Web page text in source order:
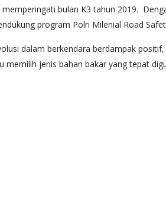
bulan K3 tahun 2019.
program Polri Milenial Road
dalam berkendara berdampak
jenis bahan bakar yang tepat